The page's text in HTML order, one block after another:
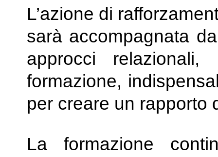
L’azione di
sarà accompagnata
approcci
formazione,
per creare un rapporto
La formazione